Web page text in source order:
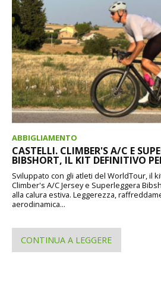
ABBIGLIAMENTO
CASTELLI. CLIMBER'S A/C E
BIBSHORT, IL KIT DEFINITIVO
Sviluppato con gli atleti del WorldTour, il
Climber's A/C Jersey e Superleggera
alla calura estiva. Leggerezza,
aerodinamica...
CONTINUA A LEGGERE